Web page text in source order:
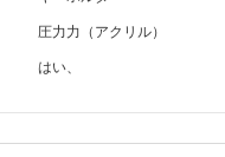
圧力力（アクリル）
はい、